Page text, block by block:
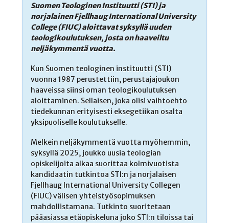
Suomen Teologinen Instituutti (STI) ja
norjalainen Fjellhaug International University
College (FIUC) aloittavat syksyllä uuden
teologikoulutuksen, josta on haaveiltu
neljäkymmentä vuotta.
Kun Suomen teologinen instituutti (STI)
vuonna 1987 perustettiin, perustajajoukon
haaveissa siinsi oman teologikoulutuksen
aloittaminen. Sellaisen, joka olisi vaihtoehto
tiedekunnan erityisesti eksegetiikan osalta
yksipuoliselle koulutukselle.
Melkein neljäkymmentä vuotta myöhemmin,
syksyllä 2025, joukko uusia teologian
opiskelijoita alkaa suorittaa kolmivuotista
kandidaatin tutkintoa STI:n ja norjalaisen
Fjellhaug International University Collegen
(FIUC) välisen yhteistyösopimuksen
mahdollistamana. Tutkinto suoritetaan
pääasiassa etäopiskeluna joko STI:n tiloissa tai